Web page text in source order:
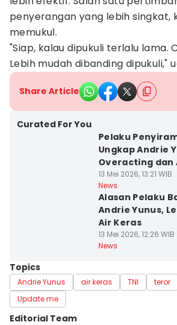
penyerangan yang lebih singkat,
memukul.
"Siap, kalau dipukuli terlalu lama.
Lebih mudah dibanding dipukuli,"
Share Article
Curated For You
Pelaku
Ungkap Andrie
Overacting dan
13 Mei 2026, 13:21 WIB
News
Alasan Pelaku
Andrie Yunus,
Air Keras
13 Mei 2026, 12:26 WIB
News
Topics
Andrie Yunus air keras TNI teror
Update me
Editorial Team